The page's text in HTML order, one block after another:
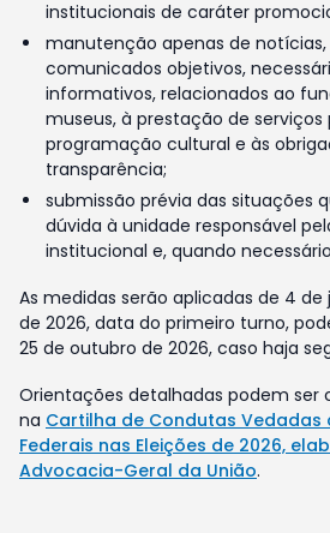
institucionais de caráter
manutenção apenas de notícias,
comunicados objetivos,
informativos, relacionados ao
museus, à prestação de serviços
programação cultural e às
transparência;
submissão prévia das situações
dúvida à unidade responsável
institucional e, quando
As medidas serão aplicadas de 4
de 2026, data do primeiro turno,
25 de outubro de 2026, caso haja
Orientações detalhadas podem ser
na Cartilha de Condutas Vedadas
Federais nas Eleições de 2026,
Advocacia-Geral da União.